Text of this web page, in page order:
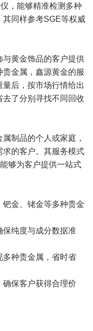
，能够精准检测多种
同样参考SGE等权威
黄金饰品的客户提供
金属，鑫源黄金的服
后，按市场行情给出
了分别寻找不同回收
制品的个人或家庭，
求的客户。其服务模式
够为客户提供一站式
金、铑金等多种贵金
纯度与成分数据准
种贵金属，省时省
保客户获得合理价